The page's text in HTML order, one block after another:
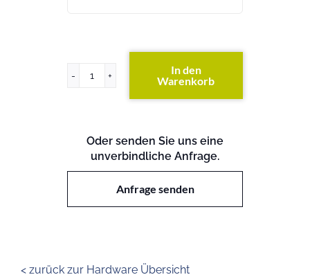
PowerConnect
In den
Warenkorb
Oder senden Sie uns eine
unverbindliche Anfrage.
Anfrage senden
< zurück zur Hardware Übersicht